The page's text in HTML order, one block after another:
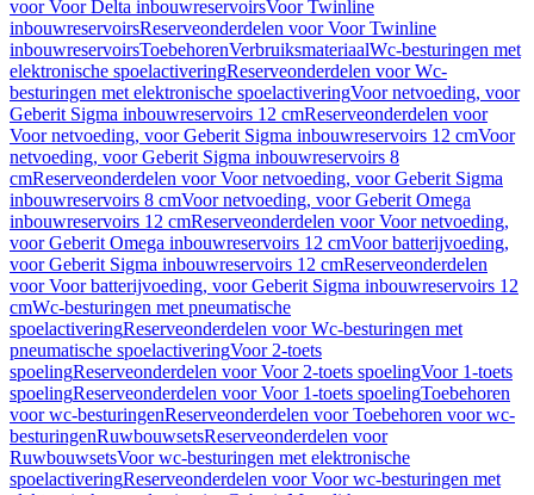
voor Voor Delta inbouwreservoirsVoor Twinline
inbouwreservoirsReserveonderdelen voor Voor Twinline
inbouwreservoirsToebehorenVerbruiksmateriaalWc-besturingen met
elektronische spoelactiveringReserveonderdelen voor Wc-
besturingen met elektronische spoelactiveringVoor netvoeding, voor
Geberit Sigma inbouwreservoirs 12 cmReserveonderdelen voor
Voor netvoeding, voor Geberit Sigma inbouwreservoirs 12 cmVoor
netvoeding, voor Geberit Sigma inbouwreservoirs 8
cmReserveonderdelen voor Voor netvoeding, voor Geberit Sigma
inbouwreservoirs 8 cmVoor netvoeding, voor Geberit Omega
inbouwreservoirs 12 cmReserveonderdelen voor Voor netvoeding,
voor Geberit Omega inbouwreservoirs 12 cmVoor batterijvoeding,
voor Geberit Sigma inbouwreservoirs 12 cmReserveonderdelen
voor Voor batterijvoeding, voor Geberit Sigma inbouwreservoirs 12
cmWc-besturingen met pneumatische
spoelactiveringReserveonderdelen voor Wc-besturingen met
pneumatische spoelactiveringVoor 2-toets
spoelingReserveonderdelen voor Voor 2-toets spoelingVoor 1-toets
spoelingReserveonderdelen voor Voor 1-toets spoelingToebehoren
voor wc-besturingenReserveonderdelen voor Toebehoren voor wc-
besturingenRuwbouwsetsReserveonderdelen voor
RuwbouwsetsVoor wc-besturingen met elektronische
spoelactiveringReserveonderdelen voor Voor wc-besturingen met